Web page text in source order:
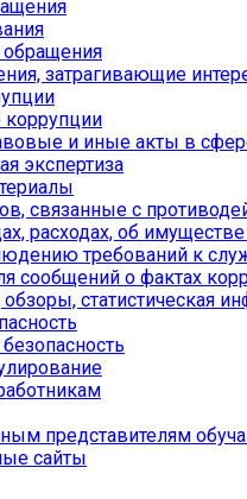
обращения
затрагивающие
коррупции
и иные акты в
экспертиза
связанные с
расходах, об
требований к
сообщений о фактах
статистическая
представителям
сайты